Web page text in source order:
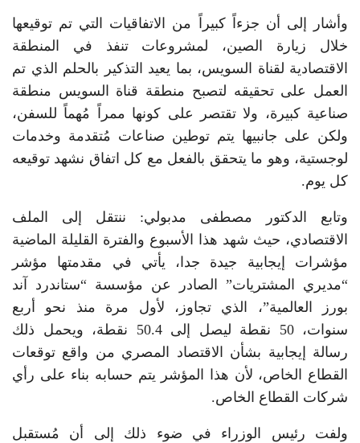
وأشار إلى أن جزءاً كبيراً من الاتفاقيات التي تم توقيعها
خلال زيارة الصين، لمشروعات تنفذ في المنطقة
الاقتصادية لقناة السويس، بما يعيد التذكير بالحلم الذي تم
العمل على تحقيقه لتصبح منطقة قناة السويس منطقة
صناعية كبيرة، ولا تقتصر على كونها ممراً مُهماً للسفن،
ولكن على جانبيها يتم توطين صناعات مُتقدمة وخدمات
لوجستية، وهو ما يتحقق بالفعل مع كل اتفاق نشهد توقيعه
كل يوم.
وتابع الدكتور مصطفى مدبولي: ننتقل إلى الملف
الاقتصادي، حيث شهد هذا الأسبوع والفترة القليلة الماضية
مؤشرات إيجابية جيدة جدا، يأتي في مقدمتها مؤشر
“مديري المشتريات” الصادر عن مؤسسة “ستاندرد آند
بورز العالمية”، الذي تجاوز، لأول مرة منذ نحو أربع
سنوات، 50 نقطة ليصل إلى 50.4 نقطة، ويحمل ذلك
رسالة إيجابية بشأن الاقتصاد المصري من واقع توقعات
القطاع الخاص، لأن هذا المؤشر يتم حسابه بناء على رأي
شركات القطاع الخاص.
ولفت رئيس الوزراء في ضوء ذلك إلى أن مُستقبل